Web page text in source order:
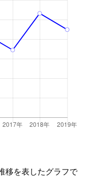
移を表したグラフで